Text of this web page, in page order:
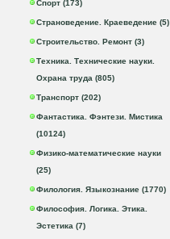
Спорт (173)
Страноведение. Краеведение (5)
Строительство. Ремонт (3)
Техника. Технические науки.
Охрана труда (805)
Транспорт (202)
Фантастика. Фэнтези. Мистика
(10124)
Физико-математические науки
(25)
Филология. Языкознание (1770)
Философия. Логика. Этика.
Эстетика (7)